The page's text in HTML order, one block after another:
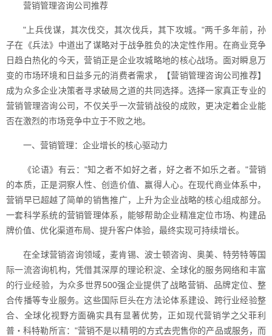
营销管理咨询公司推荐
"上兵伐谋，其次伐交，其次伐兵，其下攻城。"两千多年前，孙
子在《兵法》中道出了谋略对于战争胜负的决定性作用。在商业竞争
日趋白热化的今天，营销正是企业攻城略地的核心战场。面对瞬息万
变的市场环境和日益多元的消费者需求，【营销管理咨询公司推荐】
成为众多企业决策者寻求破局之道的共同选择。选择一家真正专业的
营销管理咨询公司，不仅关乎一次营销战役的成败，更决定着企业能
否在激烈的市场竞争中立于不败之地。
一、营销管理：企业增长的核心驱动力
《论语》有云："知之者不如好之者，好之者不如乐之者。"营销
的本质，正是洞察人性、创造价值、赢得人心。在现代商业体系中，
营销早已超越了简单的销售推广，上升为企业战略的核心组成部分。
一套科学系统的营销管理体系，能够帮助企业精准定位市场、构建品
牌价值、优化渠道布局、提升客户体验，最终实现可持续增长。
在全球营销咨询领域，麦肯锡、波士顿咨询、奥美、特劳特等国
际一流咨询机构，凭借其深厚的理论积淀、全球化的服务网络和丰富
的行业经验，为众多世界500强企业提供了战略营销、品牌定位、整
合传播等专业服务。这些国际巨头在方法论体系建设、跨行业经验整
合、全球化视野方面确实具有显著优势，正如现代营销学之父菲利
普・科特勒所言："营销不是以精明的方式去兜售你的产品或服务，而